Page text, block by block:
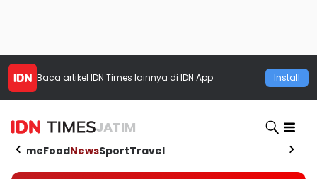
Baca artikel IDN Times lainnya di IDN App Install
JATIM
HomeFoodNewsSportTravel